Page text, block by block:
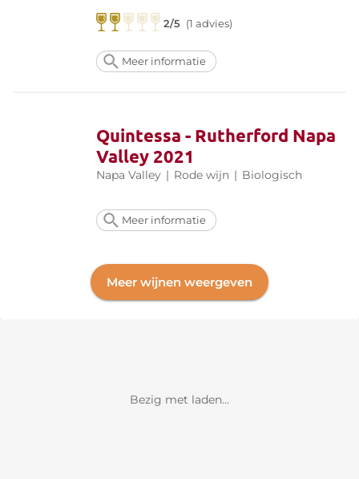
2/5 (1 advies)
Meer informatie
Quintessa - Rutherford Napa
Valley 2021
Napa Valley | Rode wijn | Biologisch
Meer informatie
Meer wijnen weergeven
Bezig met laden...